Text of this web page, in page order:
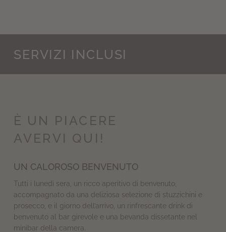
SERVIZI INCLUSI
È UN PIACERE
AVERVI QUI!
UN CALOROSO BENVENUTO
Tutti i lunedì sera, un ricco aperitivo di benvenuto,
accompagnato da una deliziosa selezione di stuzzichini e
prosecco, e il giorno dell’arrivo, un rinfrescante drink di
benvenuto al bar girevole e una bevanda dissetante nel
minibar della camera.